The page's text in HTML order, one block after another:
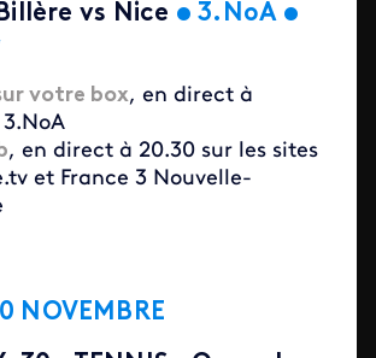
vs Nice • 3.NoA •
votre box, en direct à
, en direct à 20.30 sur les sites
et France 3 Nouvelle-
NOVEMBRE